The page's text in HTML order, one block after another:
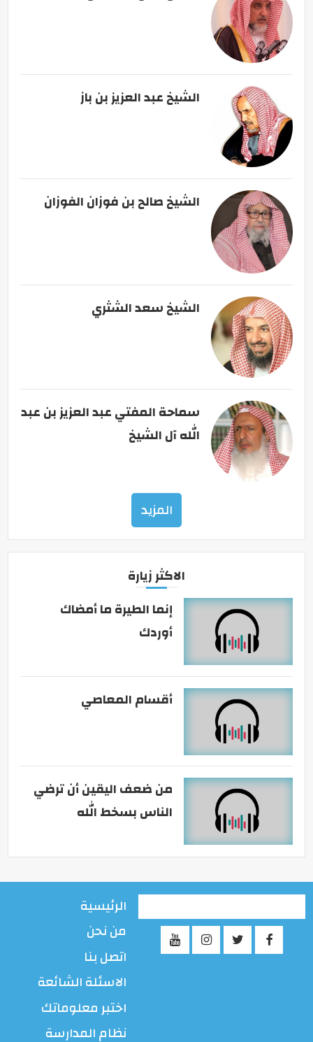
الشيخ عبد العزيز بن باز
الشيخ صالح بن فوزان الفوزان
الشيخ سعد الشثري
سماحة المفتي عبد العزيز بن عبد
الله آل الشيخ
المزيد
الاكثر زيارة
إنما الطيرة ما أمضاك
أوردك
أقسام المعاصي
من ضعف اليقين أن ترضي
الناس بسخط الله
الرئيسية
من نحن
اتصل بنا
الاسئلة الشائعة
اختبر معلوماتك
نظام المدارسة